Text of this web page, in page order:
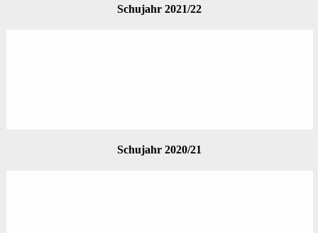
Schujahr 2021/22
Schujahr 2020/21